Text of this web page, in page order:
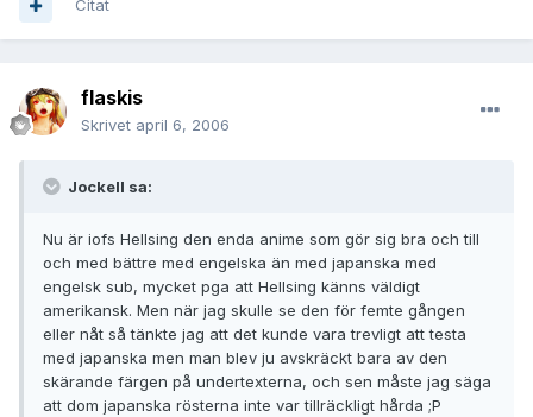
Citat
flaskis
Skrivet april 6, 2006
JockeII sa:
Nu är iofs Hellsing den enda anime som gör sig bra och till
och med bättre med engelska än med japanska med
engelsk sub, mycket pga att Hellsing känns väldigt
amerikansk. Men när jag skulle se den för femte gången
eller nåt så tänkte jag att det kunde vara trevligt att testa
med japanska men man blev ju avskräckt bara av den
skärande färgen på undertexterna, och sen måste jag säga
att dom japanska rösterna inte var tillräckligt hårda ;P